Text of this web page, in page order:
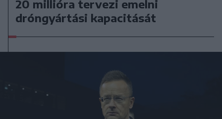
20 millióra tervezi emelni
dróngyártási kapacitását